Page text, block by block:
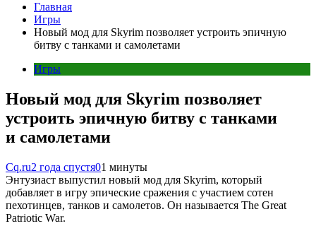
Главная
Игры
Новый мод для Skyrim позволяет устроить эпичную
битву с танками и самолетами
Игры
Новый мод для Skyrim позволяет
устроить эпичную битву с танками
и самолетами
Cq.ru2 года спустя01 минуты
Энтузиаст выпустил новый мод для Skyrim, который
добавляет в игру эпические сражения с участием сотен
пехотинцев, танков и самолетов. Он называется The Great
Patriotic War.